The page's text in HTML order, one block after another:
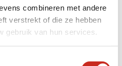
combineren met andere
verstrekt of die ze hebben
gebruik van hun services.
contact met